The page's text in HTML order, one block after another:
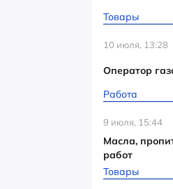
Товары
10 июля, 13:28
Оператор
Работа
9 июля, 15:44
Масла,
работ
Товары